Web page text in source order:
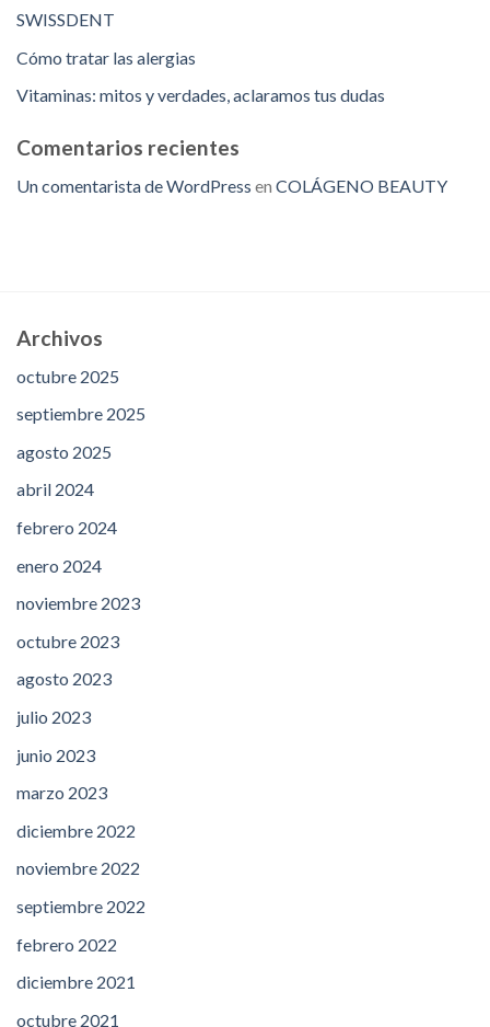
SWISSDENT
Cómo tratar las alergias
Vitaminas: mitos y verdades, aclaramos tus dudas
Comentarios recientes
Un comentarista de WordPress en COLÁGENO BEAUTY
Archivos
octubre 2025
septiembre 2025
agosto 2025
abril 2024
febrero 2024
enero 2024
noviembre 2023
octubre 2023
agosto 2023
julio 2023
junio 2023
marzo 2023
diciembre 2022
noviembre 2022
septiembre 2022
febrero 2022
diciembre 2021
octubre 2021